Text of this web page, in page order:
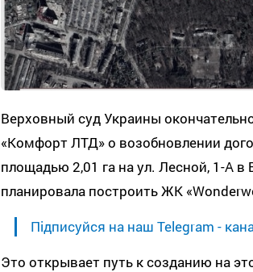
Верховный суд Украины
«Комфорт ЛТД» о возобновлении
площадью 2,01 га на ул. Лесной, 1-А в
планировала построить ЖК
Підписуйся на наш Telegram -
Это открывает путь к созданию на